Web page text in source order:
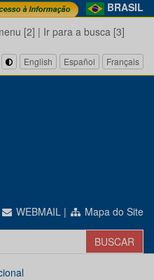
BRASIL
[2] | Ir para a busca [3]
English Español Français
WEBMAIL | Mapa do Site